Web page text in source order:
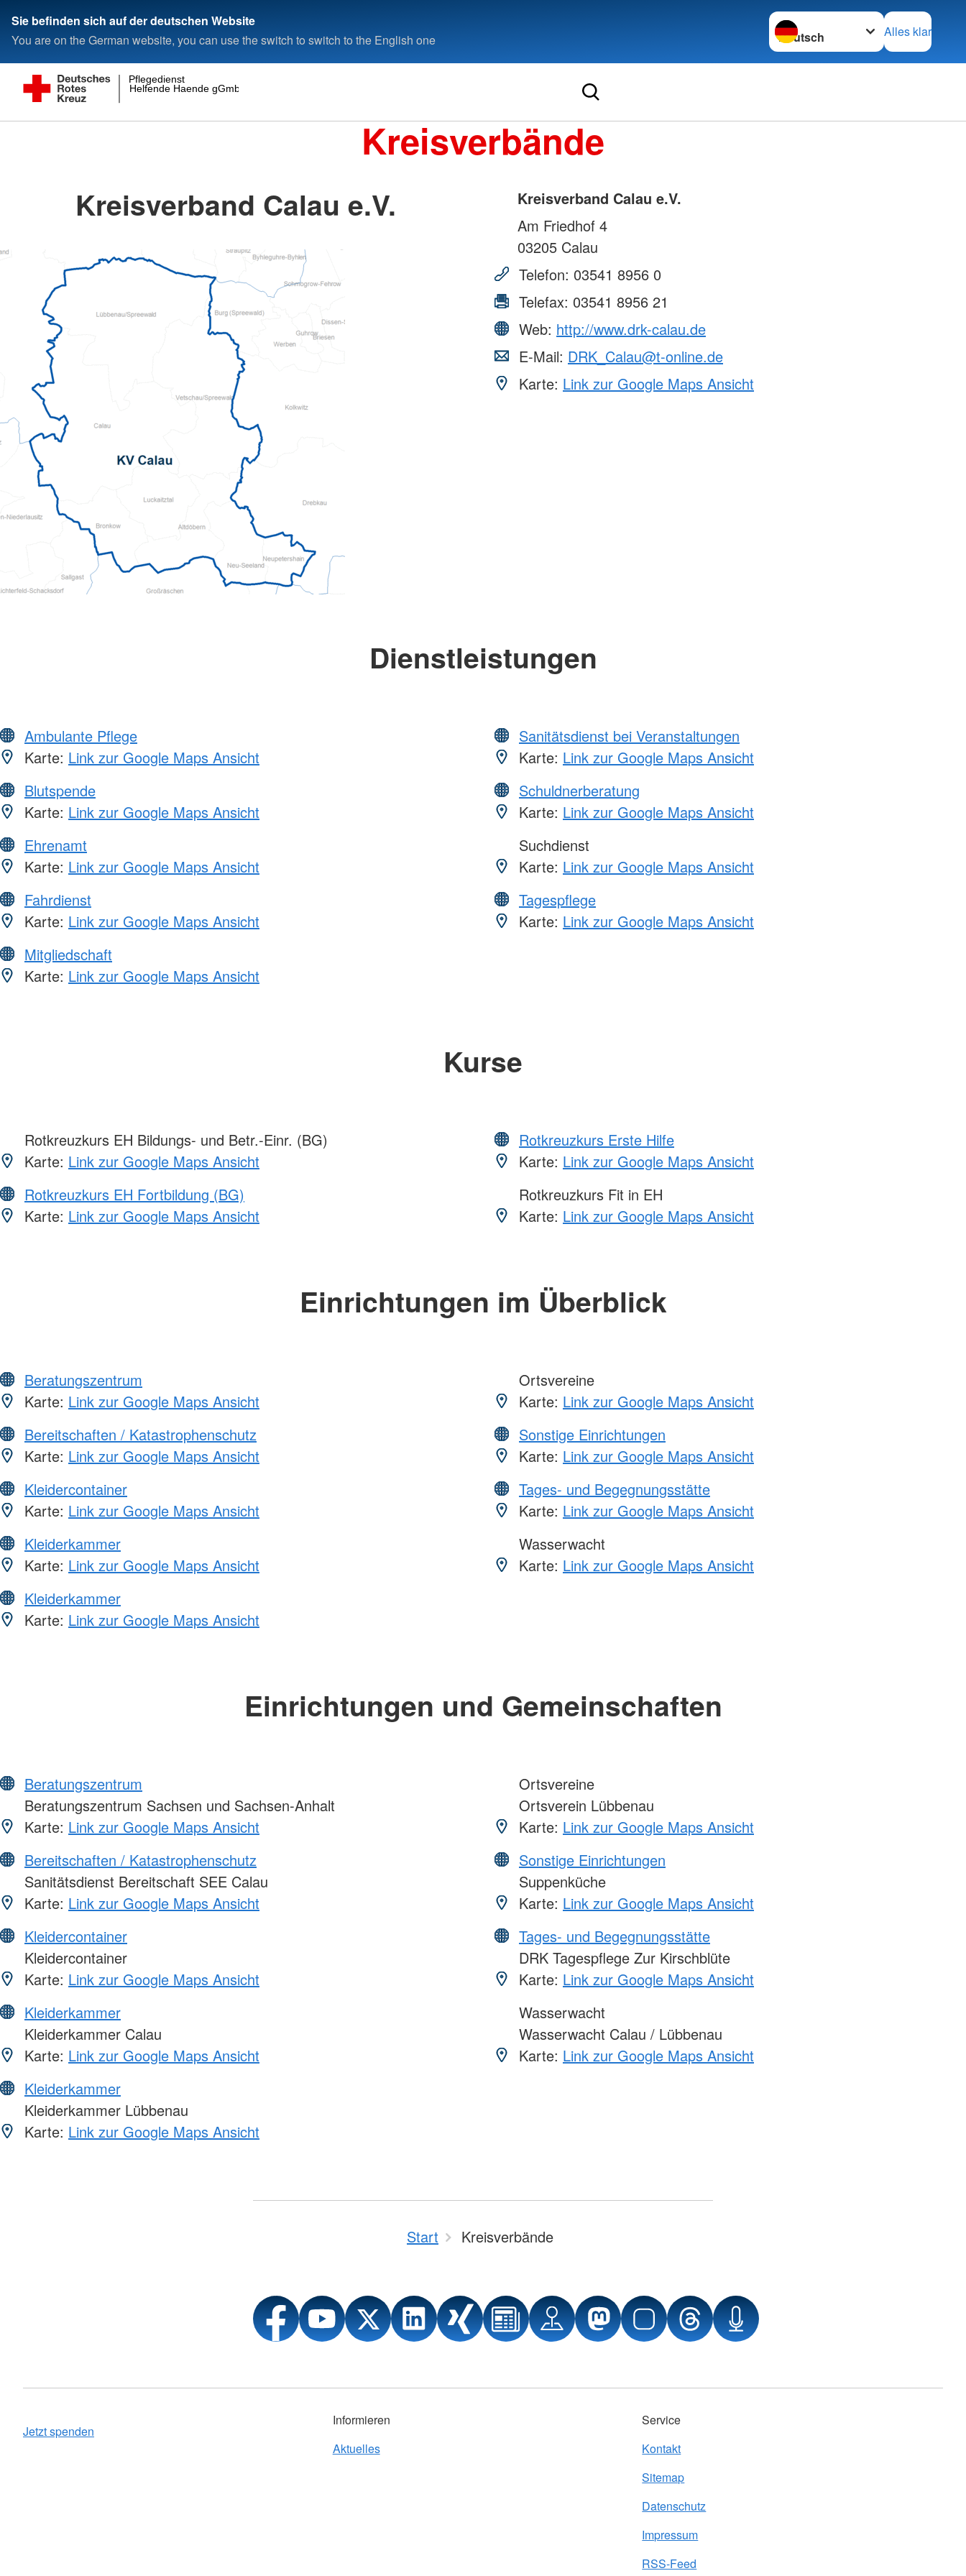
Sie befinden sich auf der deutschen Website
You are on the German website, you can use the switch to switch to the English one
Sprache wechseln zu
Alles klar
Helfende Haende gGmbH
Pflegedienst
Kreisverbände
Kreisverband Calau e.V.
Kreisverband Calau e.V.
Am Friedhof 4
03205 Calau
Telefon: 03541 8956 0
Telefax: 03541 8956 21
Web: http://www.drk-calau.de
E-Mail: DRK_Calau@t-online.de
Karte: Link zur Google Maps Ansicht
Dienstleistungen
Ambulante Pflege
Karte: Link zur Google Maps Ansicht
Blutspende
Karte: Link zur Google Maps Ansicht
Ehrenamt
Karte: Link zur Google Maps Ansicht
Fahrdienst
Karte: Link zur Google Maps Ansicht
Mitgliedschaft
Karte: Link zur Google Maps Ansicht
Sanitätsdienst bei Veranstaltungen
Karte: Link zur Google Maps Ansicht
Schuldnerberatung
Karte: Link zur Google Maps Ansicht
Suchdienst
Karte: Link zur Google Maps Ansicht
Tagespflege
Karte: Link zur Google Maps Ansicht
Kurse
Rotkreuzkurs EH Bildungs- und Betr.-Einr. (BG)
Karte: Link zur Google Maps Ansicht
Rotkreuzkurs EH Fortbildung (BG)
Karte: Link zur Google Maps Ansicht
Rotkreuzkurs Erste Hilfe
Karte: Link zur Google Maps Ansicht
Rotkreuzkurs Fit in EH
Karte: Link zur Google Maps Ansicht
Einrichtungen im Überblick
Beratungszentrum
Karte: Link zur Google Maps Ansicht
Bereitschaften / Katastrophenschutz
Karte: Link zur Google Maps Ansicht
Kleidercontainer
Karte: Link zur Google Maps Ansicht
Kleiderkammer
Karte: Link zur Google Maps Ansicht
Kleiderkammer
Karte: Link zur Google Maps Ansicht
Ortsvereine
Karte: Link zur Google Maps Ansicht
Sonstige Einrichtungen
Karte: Link zur Google Maps Ansicht
Tages- und Begegnungsstätte
Karte: Link zur Google Maps Ansicht
Wasserwacht
Karte: Link zur Google Maps Ansicht
Einrichtungen und Gemeinschaften
Beratungszentrum
Beratungszentrum Sachsen und Sachsen-Anhalt
Karte: Link zur Google Maps Ansicht
Bereitschaften / Katastrophenschutz
Sanitätsdienst Bereitschaft SEE Calau
Karte: Link zur Google Maps Ansicht
Kleidercontainer
Kleidercontainer
Karte: Link zur Google Maps Ansicht
Kleiderkammer
Kleiderkammer Calau
Karte: Link zur Google Maps Ansicht
Kleiderkammer
Kleiderkammer Lübbenau
Karte: Link zur Google Maps Ansicht
Ortsvereine
Ortsverein Lübbenau
Karte: Link zur Google Maps Ansicht
Sonstige Einrichtungen
Suppenküche
Karte: Link zur Google Maps Ansicht
Tages- und Begegnungsstätte
DRK Tagespflege Zur Kirschblüte
Karte: Link zur Google Maps Ansicht
Wasserwacht
Wasserwacht Calau / Lübbenau
Karte: Link zur Google Maps Ansicht
Start Kreisverbände
Jetzt spenden
Informieren
Aktuelles
Service
Kontakt
Sitemap
Datenschutz
Impressum
RSS-Feed